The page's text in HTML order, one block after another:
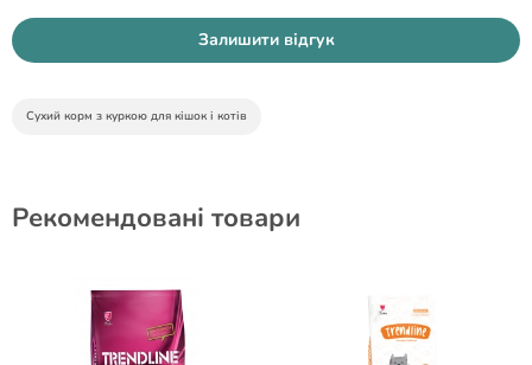
Залишити відгук
Сухий корм з куркою для кішок і котів
Рекомендовані товари